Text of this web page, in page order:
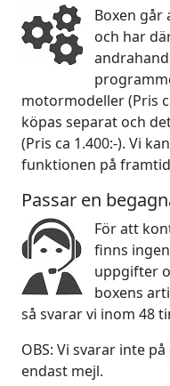
Boxen
och har
motormodeller (Pris
köpas separat och
(Pris ca 1.400:-). Vi
funktionen på
Passar en
För att
finns
uppgifter
boxens
så svarar vi inom 48
OBS: Vi svarar inte
endast mejl.